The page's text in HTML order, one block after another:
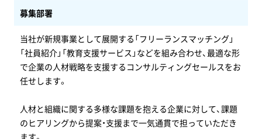
募集部署
当社が新規事業として展開する「フリーランスマッチング」
「社員紹介」「教育支援サービス」などを組み合わせ、最適な形
で企業の人材戦略を支援するコンサルティングセールスをお
任せします。
人材と組織に関する多様な課題を抱える企業に対して、課題
のヒアリングから提案・支援まで一気通貫で担っていただき